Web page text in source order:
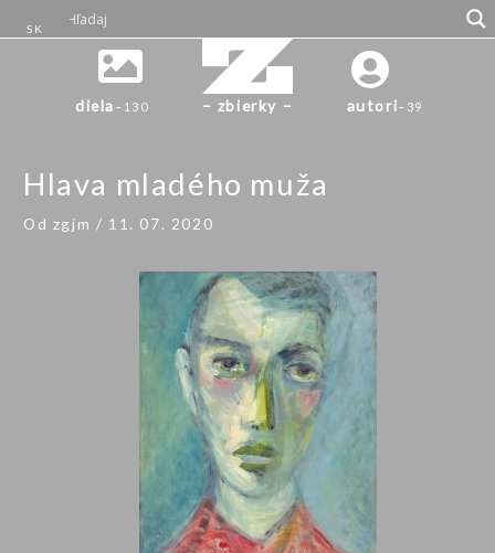
Preskočiť
na
diela – 130 – zbierky – autori– 39
Hlava mladého muža
Od zgjm / 11. 07. 2020
SK